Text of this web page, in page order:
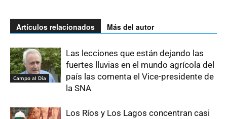
Artículos relacionados Más del autor
Campo al Día
Las lecciones que están dejando las
fuertes lluvias en el mundo agrícola del
país las comenta el Vice-presidente de
la SNA
Los Ríos y Los Lagos concentran casi